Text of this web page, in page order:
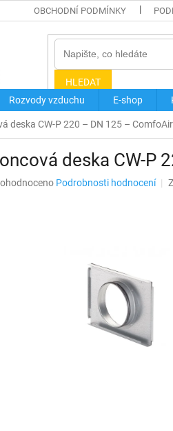
OBCHODNÍ PODMÍNKY
HLEDAT
Rozvody vzduchu E-shop
deska CW-P 220 – DN 125 –
deska CW-P
Podrobnosti hodnocení